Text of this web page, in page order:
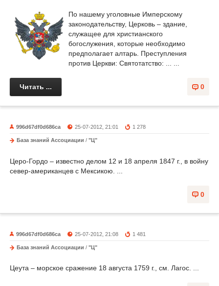
По нашему уголовные Имперскому
законодательству, Церковь – здание,
служащее для христианского
богослужения, которые необходимо
предполагает алтарь. Преступления
против Церкви: Святотатство: ... ...
0
Читать ...
996d67df0d686ca 25-07-2012, 21:01 1 278
База знаний Ассоциации / "Ц"
Церо-Гордо – известно делом 12 и 18 апреля 1847 г., в войну
север-американцев с Мексикою. ...
0
996d67df0d686ca 25-07-2012, 21:08 1 481
База знаний Ассоциации / "Ц"
Цеута – морское сражение 18 августа 1759 г., см. Лагос. ...